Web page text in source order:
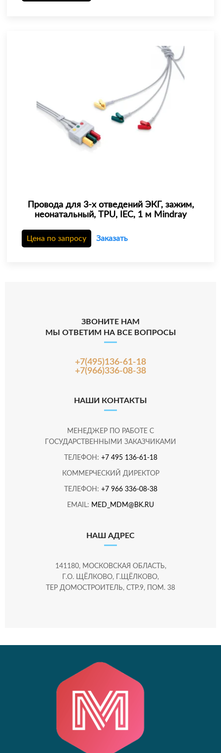
Провода для 3-х отведений ЭКГ, зажим,
неонатальный, TPU, IEC, 1 м Mindray
Цена по запросу Заказать
ЗВОНИТЕ НАМ
МЫ ОТВЕТИМ НА ВСЕ ВОПРОСЫ
+7(495)136-61-18
+7(966)336-08-38
НАШИ КОНТАКТЫ
МЕНЕДЖЕР ПО РАБОТЕ С
ГОСУДАРСТВЕННЫМИ ЗАКАЗЧИКАМИ
ТЕЛЕФОН: +7 495 136-61-18
КОММЕРЧЕСКИЙ ДИРЕКТОР
ТЕЛЕФОН: +7 966 336-08-38
EMAIL: MED_MDM@BK.RU
НАШ АДРЕС
141180, МОСКОВСКАЯ ОБЛАСТЬ,
Г.О. ЩЁЛКОВО, Г.ЩЁЛКОВО,
ТЕР ДОМОСТРОИТЕЛЬ, СТР.9, ПОМ. 38